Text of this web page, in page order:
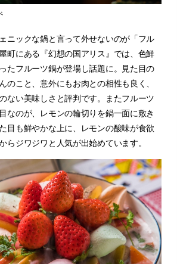
ニックな鍋と言って外せないのが「フル
町にある『幻想の国アリス』では、色鮮
たフルーツ鍋が登場し話題に。見た目の
のこと、意外にもお肉との相性も良く、
ない美味しさと評判です。またフルーツ
なのが、レモンの輪切りを鍋一面に敷き
目も鮮やかな上に、レモンの酸味が食欲
らジワジワと人気が出始めています。